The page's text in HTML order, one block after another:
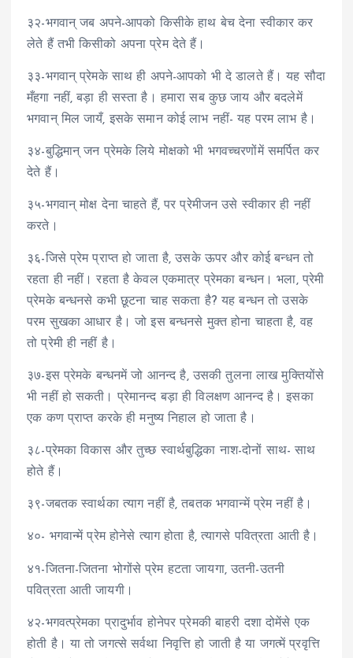
३२-भगवान् जब अपने-आपको किसीके हाथ बेच देना स्वीकार कर
लेते हैं तभी किसीको अपना प्रेम देते हैं।
३३-भगवान् प्रेमके साथ ही अपने-आपको भी दे डालते हैं। यह सौदा
मँहगा नहीं, बड़ा ही सस्ता है। हमारा सब कुछ जाय और बदलेमें
भगवान् मिल जायँ, इसके समान कोई लाभ नहीं- यह परम लाभ है।
३४-बुद्धिमान् जन प्रेमके लिये मोक्षको भी भगवच्चरणोंमें समर्पित कर
देते हैं।
३५-भगवान् मोक्ष देना चाहते हैं, पर प्रेमीजन उसे स्वीकार ही नहीं
करते।
३६-जिसे प्रेम प्राप्त हो जाता है, उसके ऊपर और कोई बन्धन तो
रहता ही नहीं। रहता है केवल एकमात्र प्रेमका बन्धन। भला, प्रेमी
प्रेमके बन्धनसे कभी छूटना चाह सकता है? यह बन्धन तो उसके
परम सुखका आधार है। जो इस बन्धनसे मुक्त होना चाहता है, वह
तो प्रेमी ही नहीं है।
३७-इस प्रेमके बन्धनमें जो आनन्द है, उसकी तुलना लाख मुक्तियोंसे
भी नहीं हो सकती। प्रेमानन्द बड़ा ही विलक्षण आनन्द है। इसका
एक कण प्राप्त करके ही मनुष्य निहाल हो जाता है।
३८-प्रेमका विकास और तुच्छ स्वार्थबुद्धिका नाश-दोनों साथ- साथ
होते हैं।
३९-जबतक स्वार्थका त्याग नहीं है, तबतक भगवान्में प्रेम नहीं है।
४०- भगवान्में प्रेम होनेसे त्याग होता है, त्यागसे पवित्रता आती है।
४१-जितना-जितना भोगोंसे प्रेम हटता जायगा, उतनी-उतनी
पवित्रता आती जायगी।
४२-भगवत्प्रेमका प्रादुर्भाव होनेपर प्रेमकी बाहरी दशा दोमेंसे एक
होती है। या तो जगत्से सर्वथा निवृत्ति हो जाती है या जगत्में प्रवृत्ति